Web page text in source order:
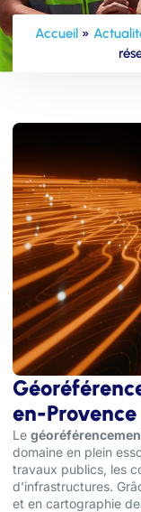
Accueil »
en-Provence
Le
domaine en plein
travaux publics, les
d’infrastructures.
et en cartographie